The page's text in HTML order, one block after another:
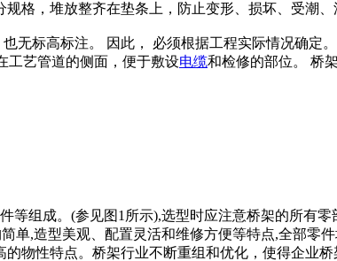
格，堆放整齐在垫条上，防止变形、损坏、受潮、
无标高标注。 因此， 必须根据工程实际情况确定
工艺管道的侧面，便于敷设电缆和检修的部位。 桥
组成。(参见图1所示),选型时应注意桥架的所有
单,造型美观、配置灵活和维修方便等特点,全部零
物性特点。桥架行业不断重组和优化，使得企业